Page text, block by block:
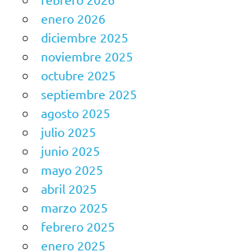
enero 2026
diciembre 2025
noviembre 2025
octubre 2025
septiembre 2025
agosto 2025
julio 2025
junio 2025
mayo 2025
abril 2025
marzo 2025
febrero 2025
enero 2025